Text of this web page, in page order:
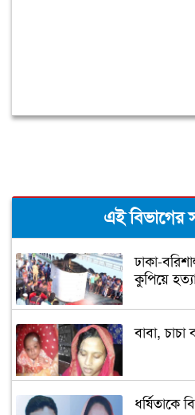
এই বিভাগের
ঢাকা-
কুপিয়ে
বাবা,
ধর্ষিতাকে